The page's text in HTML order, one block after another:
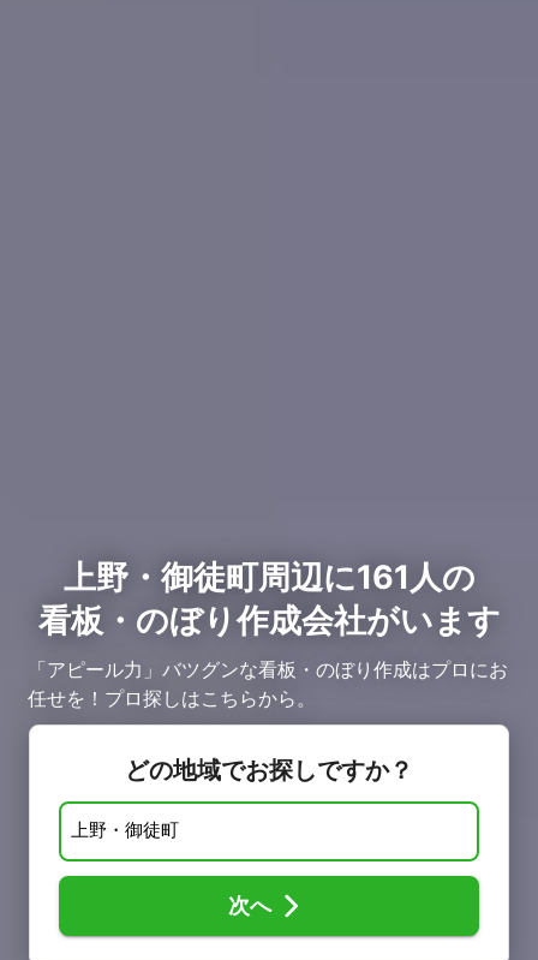
上野・御徒町周辺に161人の
看板・のぼり作成会社がいます
「アピール力」バツグンな看板・のぼり作成はプロにお
任せを！プロ探しはこちらから。
どの地域でお探しですか？
次へ